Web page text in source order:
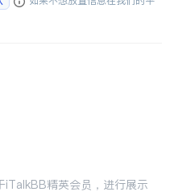
iTalkBB精英会员，进行展示